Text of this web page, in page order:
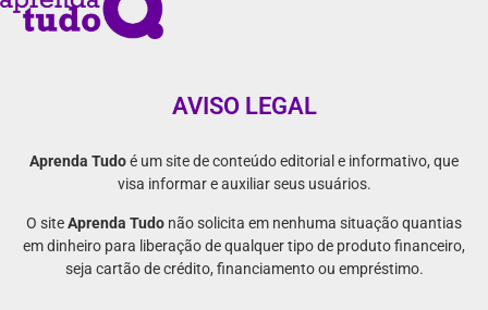
AVISO LEGAL
Aprenda Tudoé um site de conteúdo editorial e informativo, que
visa informar e auxiliar seus usuários.
O siteAprenda Tudo não solicita em nenhuma situação quantias
em dinheiro para liberação de qualquer tipo de produto financeiro,
seja cartão de crédito, financiamento ou empréstimo.